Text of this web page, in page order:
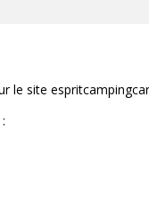
le site